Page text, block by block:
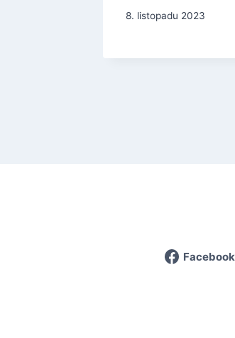
8. listopadu 2023
Facebook